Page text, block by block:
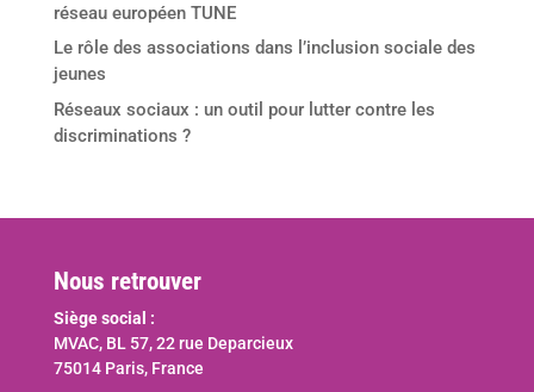
réseau européen TUNE
Le rôle des associations dans l’inclusion sociale des
jeunes
Réseaux sociaux : un outil pour lutter contre les
discriminations ?
Nous retrouver
Siège social :
MVAC, BL 57, 22 rue Deparcieux
75014 Paris, France